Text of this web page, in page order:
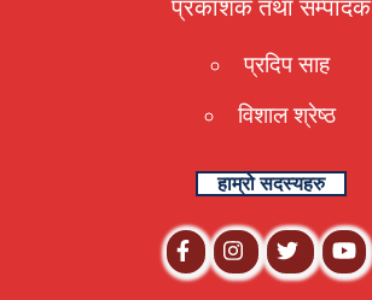
प्रकाशक तथा संम्पादक
प्रदिप साह
विशाल श्रेष्ठ
हाम्रो सदस्यहरु